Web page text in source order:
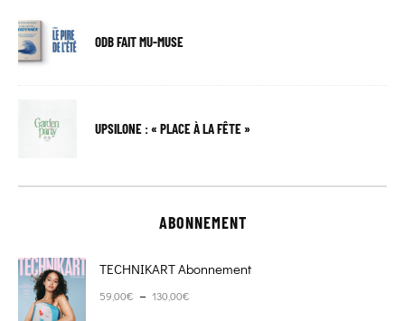
ODB FAIT MU-MUSE
UPSILONE : « PLACE À LA FÊTE »
ABONNEMENT
TECHNIKART Abonnement
59,00€ – 130,00€